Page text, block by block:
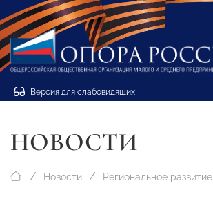
Версия для слабовидящих
НОВОСТИ
Новости Региональное развитие